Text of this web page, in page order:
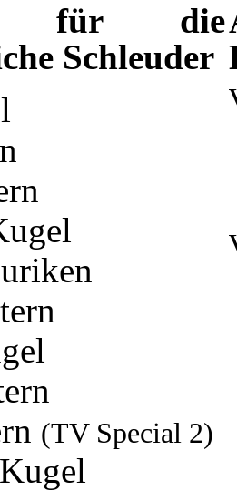
für die
Schleuder
(TV Special 2)